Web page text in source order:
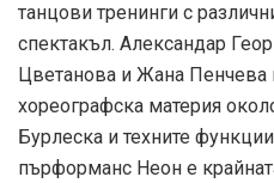
танцови тренинги с
спектакъл. Александар
Цветанова и Жана Пенчева
хореографска материя
Бурлеска и техните
пърформанс Неон е